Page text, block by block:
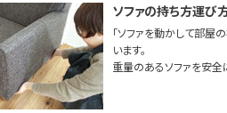
ソファの持ち方運び
「ソファを動かして部屋
います。
重量のあるソファを安